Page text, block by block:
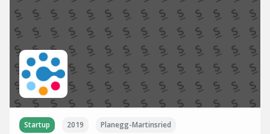
Startup 2019 Planegg-Martinsried